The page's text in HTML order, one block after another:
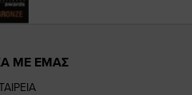
ΜΕ ΕΜΑΣ